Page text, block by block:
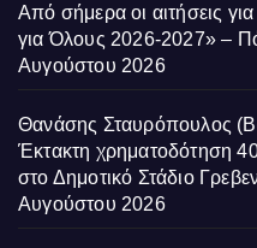
Από σήμερα οι αιτήσεις
για Όλους 2026-2027» –
Αυγούστου 2026
Θανάσης Σταυρόπουλος
Έκτακτη χρηματοδότηση
στο Δημοτικό Στάδιο
Αυγούστου 2026